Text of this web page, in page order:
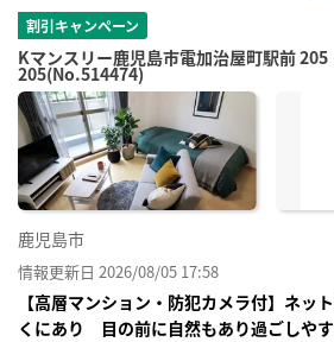
割引キャンペーン
Kマンスリー鹿児島市電加治屋町駅前 205
205(No.514474)
鹿児島市
情報更新日 2026/08/05 17:58
【高層マンション・防犯カメラ付】ネッ
くにあり 目の前に自然もあり過ごしや